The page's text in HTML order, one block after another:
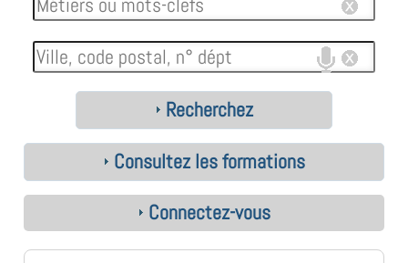
Recherchez
Consultez les formations
Connectez-vous